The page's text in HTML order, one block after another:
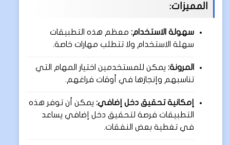
المميزات:
سهولة الاستخدام: معظم هذه التطبيقات
سهلة الاستخدام ولا تتطلب مهارات خاصة.
المرونة: يمكن للمستخدمين اختيار المهام التي
تناسبهم وإنجازها في أوقات فراغهم.
إمكانية تحقيق دخل إضافي: يمكن أن توفر هذه
التطبيقات فرصة لتحقيق دخل إضافي يساعد
في تغطية بعض النفقات.